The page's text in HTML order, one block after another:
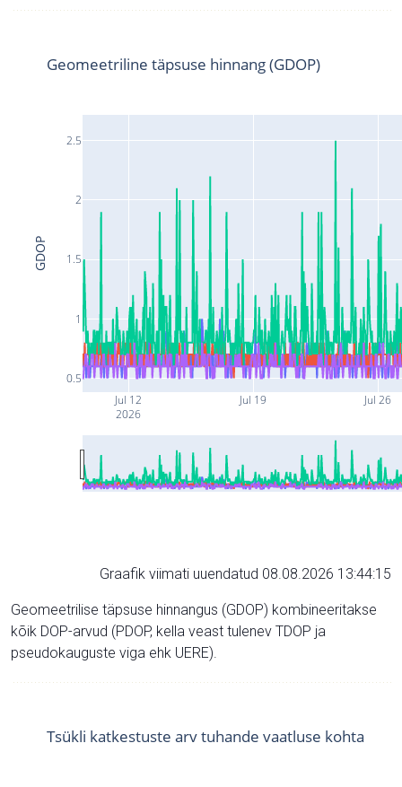
Jul 12
2026
Jul 19 Jul 26
0.5
1
1.5
2
2.5
Geomeetriline täpsuse hinnang (GDOP)
GDOP
Graafik viimati uuendatud 08.08.2026 13:44:15
Geomeetrilise täpsuse hinnangus (GDOP) kombineeritakse
kõik DOP-arvud (PDOP, kella veast tulenev TDOP ja
pseudokauguste viga ehk UERE).
Tsükli katkestuste arv tuhande vaatluse kohta